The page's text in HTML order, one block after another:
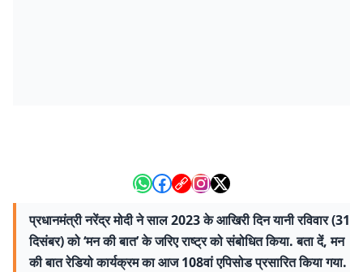
प्रधानमंत्री नरेंद्र मोदी ने साल 2023 के आखिरी दिन यानी रविवार (31
दिसंबर) को ‘मन की बात’ के जरिए राष्ट्र को संबोधित किया. बता दें, मन
की बात रेडियो कार्यक्रम का आज 108वां एपिसोड प्रसारित किया गया.